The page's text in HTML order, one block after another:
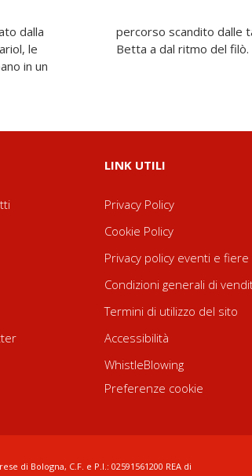
dalla
le
in un
per
Betta a dal ritmo del filò.
LINK UTILI
Privacy Policy
Cookie Policy
Privacy policy eventi e fiere
Condizioni generali di
Termini di utilizzo del sito
Accessibilità
WhistleBlowing
Preferenze cookie
di Bologna, C.F. e P.I.: 02591561200 REA di